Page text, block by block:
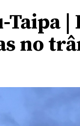
Taipa
no